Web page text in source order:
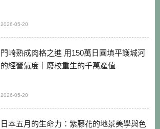
2026-05-20
門崎熟成肉格之進 用150萬日圓填平護城河
的經營氣度｜廢校重生的千萬產值
2026-05-20
日本五月的生命力：紫藤花的地景美學與色